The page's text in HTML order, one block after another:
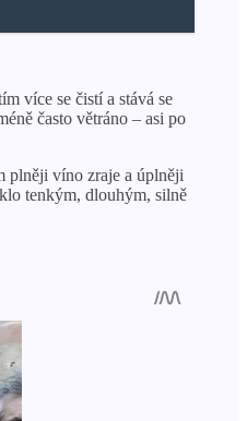
více se čistí a stává se
často větráno – asi po
plněji víno zraje a úplněji
tenkým, dlouhým, silně